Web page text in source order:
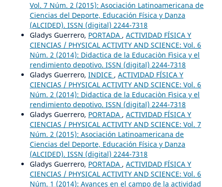
Vol. 7 Núm. 2 (2015): Asociación Latinoamericana de
Ciencias del Deporte, Educación Física y Danza
(ALCIDED). ISSN (digital) 2244-7318
Gladys Guerrero, PORTADA , ACTIVIDAD FÍSICA Y
CIENCIAS / PHYSICAL ACTIVITY AND SCIENCE: Vol. 6
Núm. 2 (2014): Didactica de la Educaciòn Fìsica y el
rendimiento depotivo. ISSN (digital) 2244-7318
Gladys Guerrero, INDICE , ACTIVIDAD FÍSICA Y
CIENCIAS / PHYSICAL ACTIVITY AND SCIENCE: Vol. 6
Núm. 2 (2014): Didactica de la Educaciòn Fìsica y el
rendimiento depotivo. ISSN (digital) 2244-7318
Gladys Guerrero, PORTADA , ACTIVIDAD FÍSICA Y
CIENCIAS / PHYSICAL ACTIVITY AND SCIENCE: Vol. 7
Núm. 2 (2015): Asociación Latinoamericana de
Ciencias del Deporte, Educación Física y Danza
(ALCIDED). ISSN (digital) 2244-7318
Gladys Guerrero, PORTADA , ACTIVIDAD FÍSICA Y
CIENCIAS / PHYSICAL ACTIVITY AND SCIENCE: Vol. 6
Núm. 1 (2014): Avances en el campo de la actividad